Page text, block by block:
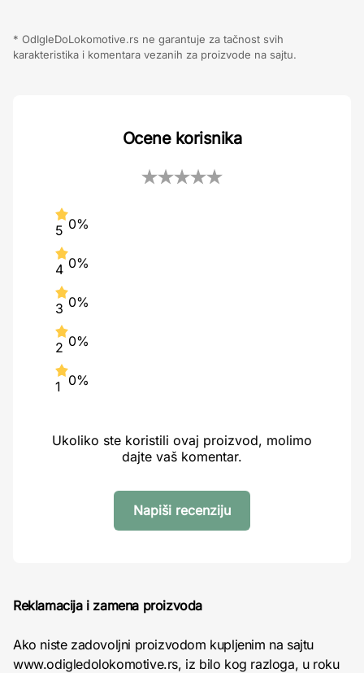
* OdIgleDoLokomotive.rs ne garantuje za tačnost svih
karakteristika i komentara vezanih za proizvode na sajtu.
Ocene korisnika
5 0%
4 0%
3 0%
2 0%
1 0%
Ukoliko ste koristili ovaj proizvod, molimo
dajte vaš komentar.
Napiši recenziju
Reklamacija i zamena proizvoda
Ako niste zadovoljni proizvodom kupljenim na sajtu
www.odigledolokomotive.rs, iz bilo kog razloga, u roku